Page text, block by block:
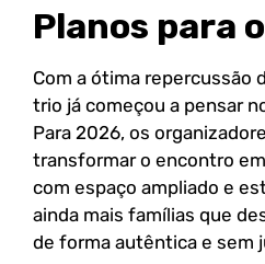
Planos para
Com a ótima repercussão
trio já começou a pensar
Para 2026, os
transformar o encontro
com espaço ampliado e
ainda mais famílias que
de forma autêntica e sem